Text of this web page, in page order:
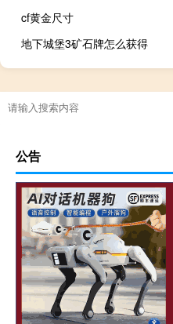
cf黄金尺寸
地下城堡3矿石牌怎么获得
公告